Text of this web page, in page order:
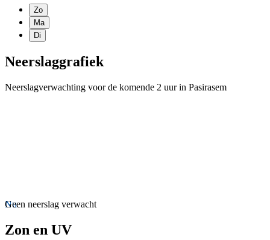
Zo
Ma
Di
Neerslaggrafiek
Neerslagverwachting voor de komende 2 uur in Pasirasem
Nu
Geen neerslag verwacht
Zon en UV